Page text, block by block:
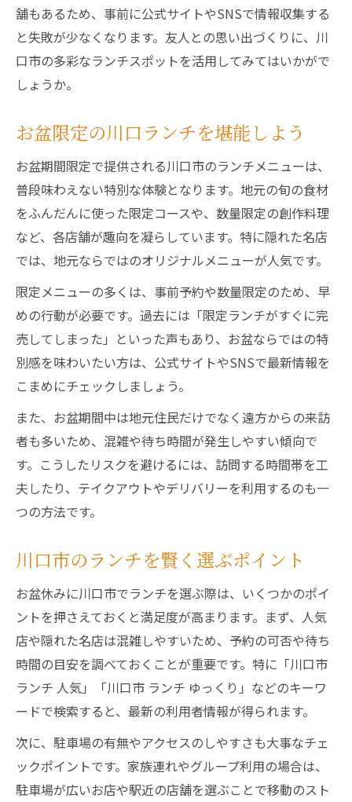
舗もあるため、事前に公式サイトやSNSで情報収集する
と失敗が少なくなります。友人との思い出づくりに、川
口市の多彩なランチスポットを活用してみてはいかがで
しょうか。
お盆限定の川口ランチを堪能しよう
お盆期間限定で提供される川口市のランチメニューは、
普段味わえない特別な体験となります。地元の旬の食材
をふんだんに使った限定コースや、数量限定の創作料理
など、各店舗が趣向を凝らしています。特に隠れた名店
では、地元ならではのオリジナルメニューが人気です。
限定メニューの多くは、事前予約や数量限定のため、早
めの行動が必要です。過去には「限定ランチがすぐに完
売してしまった」といった声もあり、お盆ならではの特
別感を味わいたい方は、公式サイトやSNSで最新情報を
こまめにチェックしましょう。
また、お盆期間中は地元住民だけでなく遠方からの来訪
者も多いため、混雑や待ち時間が発生しやすい傾向で
す。こうしたリスクを避けるには、訪問する時間帯を工
夫したり、テイクアウトやデリバリーを利用するのも一
つの方法です。
川口市のランチを賢く選ぶポイント
お盆休みに川口市でランチを選ぶ際は、いくつかのポイ
ントを押さえておくと満足度が高まります。まず、人気
店や隠れた名店は混雑しやすいため、予約の可否や待ち
時間の目安を調べておくことが重要です。特に「川口市
ランチ 人気」「川口市 ランチ ゆっくり」などのキーワ
ードで検索すると、最新の利用者情報が得られます。
次に、駐車場の有無やアクセスのしやすさも大事なチェ
ックポイントです。家族連れやグループ利用の場合は、
駐車場が広いお店や駅近の店舗を選ぶことで移動のスト